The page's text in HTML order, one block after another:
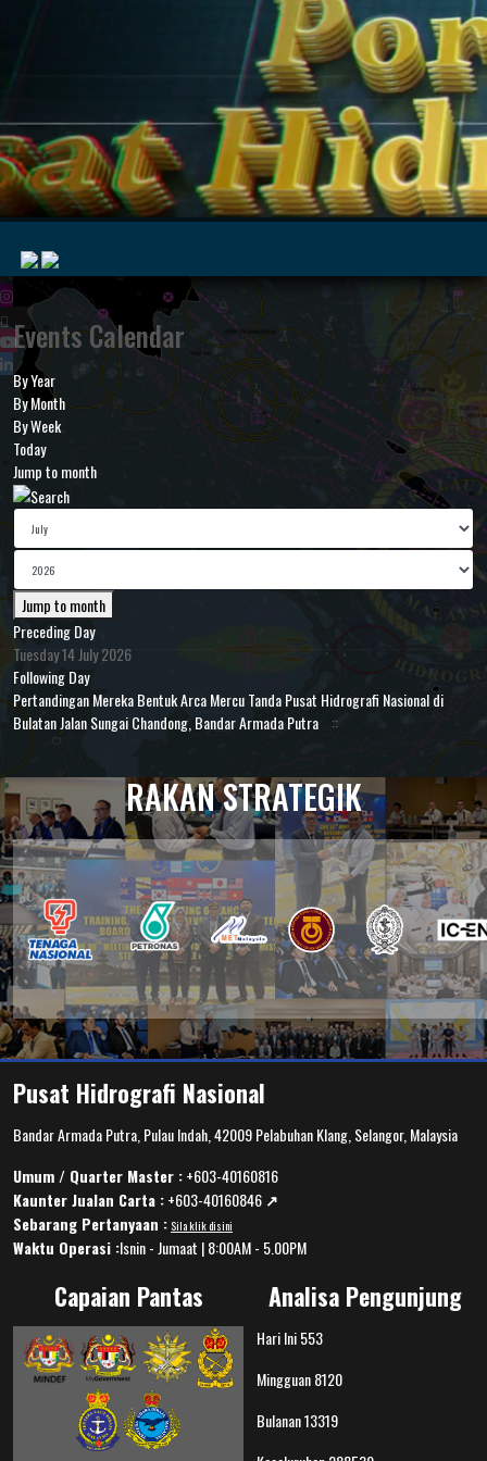
Events Calendar
By Year
By Month
By Week
Today
Jump to month
Jump to month
Preceding Day
Tuesday 14 July 2026
Following Day
Pertandingan Mereka Bentuk Arca Mercu Tanda Pusat Hidrografi Nasional di
Bulatan Jalan Sungai Chandong, Bandar Armada Putra
::
RAKAN STRATEGIK
Pusat Hidrografi Nasional
Bandar Armada Putra, Pulau Indah, 42009 Pelabuhan Klang, Selangor, Malaysia
Umum / Quarter Master :+603-40160816
Kaunter Jualan Carta :+603-40160846 ↗️
Sebarang Pertanyaan : Sila klik disini
Waktu Operasi :Isnin - Jumaat | 8:00AM - 5.00PM
Capaian Pantas Analisa Pengunjung
Hari Ini553
Mingguan8120
Bulanan13319
MyMarine
Geohub